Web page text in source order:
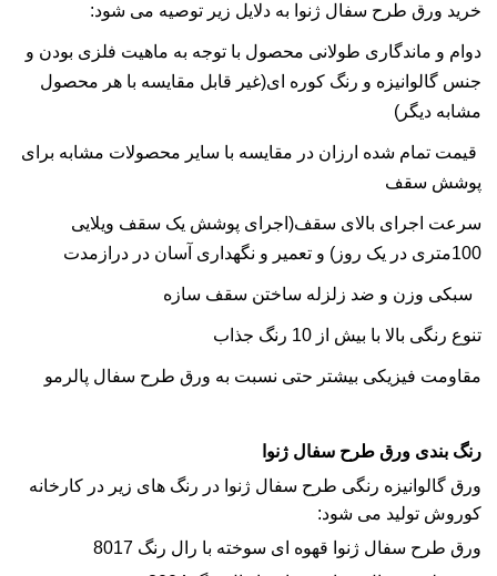
خرید ورق طرح سفال ژنوا به دلایل زیر توصیه می شود:
دوام و ماندگاری طولانی محصول با توجه به ماهیت فلزی بودن و
جنس گالوانیزه و رنگ کوره ای(غیر قابل مقایسه با هر محصول
مشابه دیگر)
قیمت تمام شده ارزان در مقایسه با سایر محصولات مشابه برای
پوشش سقف
سرعت اجرای بالای سقف(اجرای پوشش یک سقف ویلایی
100متری در یک روز) و تعمیر و نگهداری آسان در درازمدت
سبکی وزن و ضد زلزله ساختن سقف سازه
تنوع رنگی بالا با بیش از 10 رنگ جذاب
مقاومت فیزیکی بیشتر حتی نسبت به ورق طرح سفال پالرمو
رنگ بندی ورق طرح سفال ژنوا
ورق گالوانیزه رنگی طرح سفال ژنوا در رنگ های زیر در کارخانه
کوروش تولید می شود:
ورق طرح سفال ژنوا قهوه ای سوخته با رال رنگ 8017